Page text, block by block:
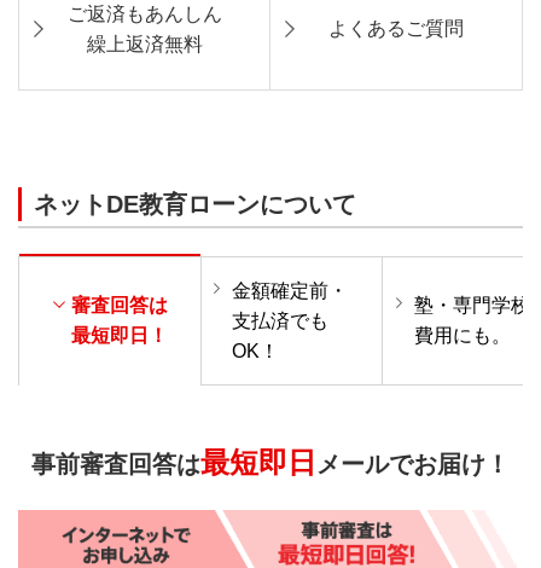
ご返済もあんしん
繰上返済無料
よくあるご質問
ネットDE教育ローンについて
審査回答は
最短即日！
金額確定前・
支払済でも
OK！
塾・専門学校
費用にも。
事前審査回答は最短即日 メールでお届け！